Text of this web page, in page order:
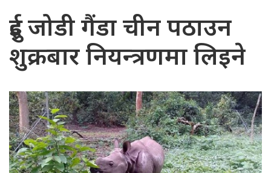
दुई जोडी गैंडा चीन पठाउन
शुक्रबार नियन्त्रणमा लिइने